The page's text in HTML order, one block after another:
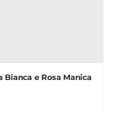
Bianca e Rosa Manica